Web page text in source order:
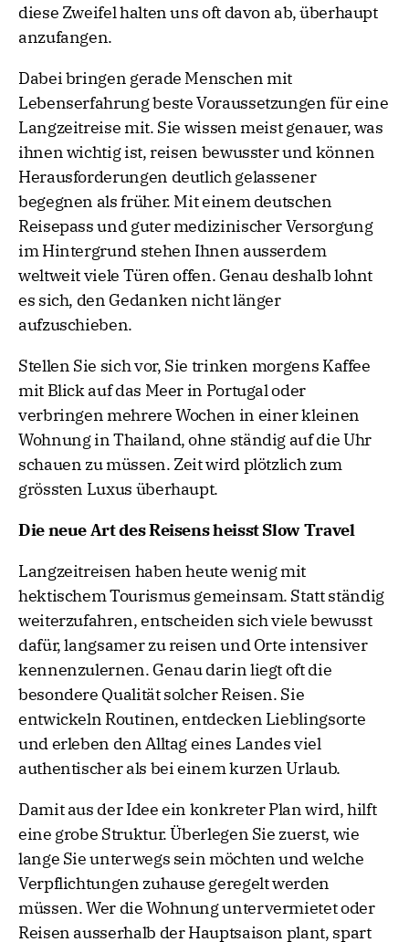
diese Zweifel halten uns oft davon ab, überhaupt
anzufangen.
Dabei bringen gerade Menschen mit
Lebenserfahrung beste Voraussetzungen für eine
Langzeitreise mit. Sie wissen meist genauer, was
ihnen wichtig ist, reisen bewusster und können
Herausforderungen deutlich gelassener
begegnen als früher. Mit einem deutschen
Reisepass und guter medizinischer Versorgung
im Hintergrund stehen Ihnen ausserdem
weltweit viele Türen offen. Genau deshalb lohnt
es sich, den Gedanken nicht länger
aufzuschieben.
Stellen Sie sich vor, Sie trinken morgens Kaffee
mit Blick auf das Meer in Portugal oder
verbringen mehrere Wochen in einer kleinen
Wohnung in Thailand, ohne ständig auf die Uhr
schauen zu müssen. Zeit wird plötzlich zum
grössten Luxus überhaupt.
Die neue Art des Reisens heisst Slow Travel
Langzeitreisen haben heute wenig mit
hektischem Tourismus gemeinsam. Statt ständig
weiterzufahren, entscheiden sich viele bewusst
dafür, langsamer zu reisen und Orte intensiver
kennenzulernen. Genau darin liegt oft die
besondere Qualität solcher Reisen. Sie
entwickeln Routinen, entdecken Lieblingsorte
und erleben den Alltag eines Landes viel
authentischer als bei einem kurzen Urlaub.
Damit aus der Idee ein konkreter Plan wird, hilft
eine grobe Struktur. Überlegen Sie zuerst, wie
lange Sie unterwegs sein möchten und welche
Verpflichtungen zuhause geregelt werden
müssen. Wer die Wohnung untervermietet oder
Reisen ausserhalb der Hauptsaison plant, spart